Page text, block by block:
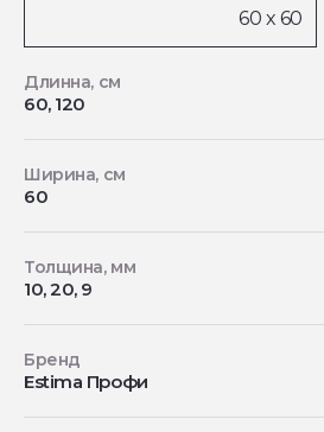
Длинна, см
60, 120
Ширина, см
60
Толщина, мм
10, 20, 9
Бренд
Estima Профи